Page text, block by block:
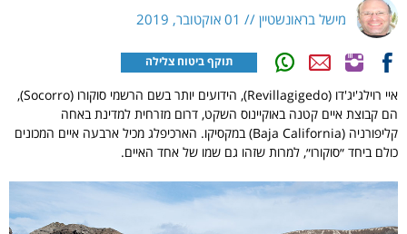
מישל בראונשטיין // 01 אוקטובר, 2019
תוקף ביטוח צלילה
איי רוילג'יג'דו (Revillagigedo), הידועים יותר בשם הרשמי סוקורו (Socorro),
הם קבוצת איים קטנה באוקיינוס השקט, דרום מזרחית למדינת באחה
קליפורניה (Baja California) במקסיקו. הארכיפלג מכיל ארבעה איים המכונים
כולם ביחד ״סוקורו״, למרות שזהו גם שמו של אחד האיים.